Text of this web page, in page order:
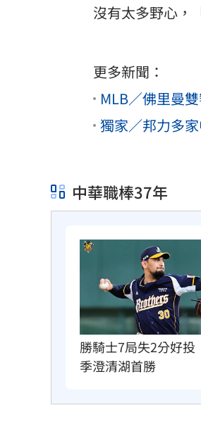
沒有太多野心，
更多新聞：
MLB／佛里曼
獨家／邦力多
中華職棒37年
勝騎士7局失2分好投
季澄清湖首勝